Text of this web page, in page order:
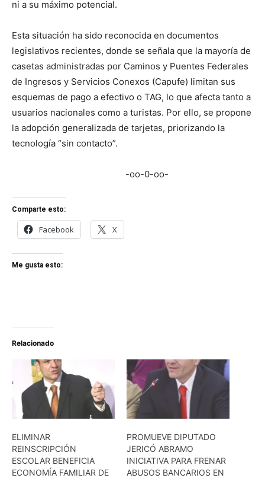
ni a su máximo potencial.
Esta situación ha sido reconocida en documentos
legislativos recientes, donde se señala que la mayoría de
casetas administradas por Caminos y Puentes Federales
de Ingresos y Servicios Conexos (Capufe) limitan sus
esquemas de pago a efectivo o TAG, lo que afecta tanto a
usuarios nacionales como a turistas. Por ello, se propone
la adopción generalizada de tarjetas, priorizando la
tecnología “sin contacto”.
-oo-0-oo-
Comparte esto:
Facebook X
Me gusta esto:
Relacionado
ELIMINAR
REINSCRIPCIÓN
ESCOLAR BENEFICIA
ECONOMÍA FAMILIAR DE
PROMUEVE DIPUTADO
JERICÓ ABRAMO
INICIATIVA PARA FRENAR
ABUSOS BANCARIOS EN